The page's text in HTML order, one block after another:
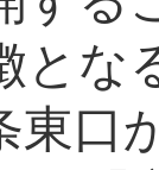
とな
東口